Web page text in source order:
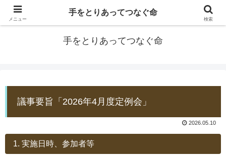
防災士EDOGAWA
手をとりあってつなぐ命
議事要旨「2026年4月度定例会」
2026.05.10
1. 実施日時、参加者等
メニュー
手をとりあってつなぐ命
検索